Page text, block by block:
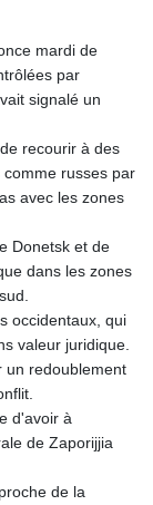
mardi de
par
signalé un
recourir à des
russes par
avec les zones
Donetsk et de
dans les zones
occidentaux, qui
valeur juridique.
un redoublement
d'avoir à
de Zaporijjia
de la